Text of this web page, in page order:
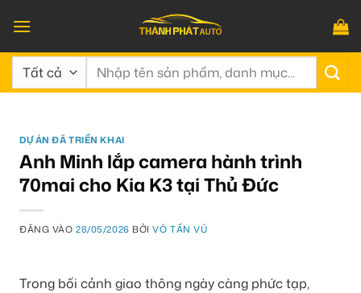
qua
nội
dung
Tìm
DỰ ÁN ĐÃ TRIỂN KHAI
Anh Minh lắp camera hành trình
70mai cho Kia K3 tại Thủ Đức
ĐĂNG VÀO28/05/2026 BỞIVÕ TẤN VŨ
Trong bối cảnh giao thông ngày càng phức tạp,